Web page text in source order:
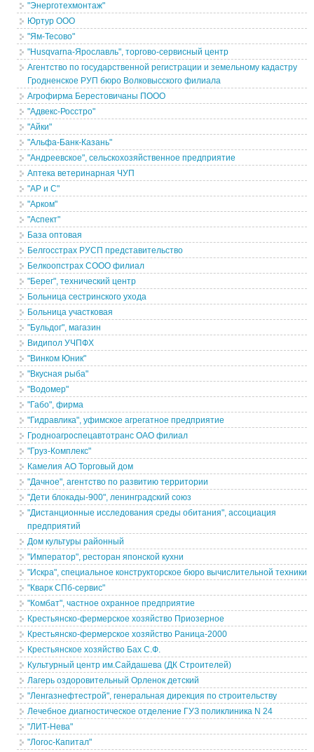
"Энерготехмонтаж"
Юртур ООО
"Ям-Тесово"
"Husqvarna-Ярославль", торгово-сервисный центр
Агентство по государственной регистрации и земельному кадастру
Гродненское РУП бюро Волковысского филиала
Агрофирма Берестовичаны ПООО
"Адвекс-Росстро"
"Айки"
"Альфа-Банк-Казань"
"Андреевское", сельскохозяйственное предприятие
Аптека ветеринарная ЧУП
"АР и С"
"Арком"
"Аспект"
База оптовая
Белгосстрах РУСП представительство
Белкоопстрах СООО филиал
"Берег", технический центр
Больница сестринского ухода
Больница участковая
"Бульдог", магазин
Видипол УЧПФХ
"Винком Юник"
"Вкусная рыба"
"Водомер"
"Габо", фирма
"Гидравлика", уфимское агрегатное предприятие
Гродноагроспецавтотранс ОАО филиал
"Груз-Комплекс"
Камелия АО Торговый дом
"Дачное", агентство по развитию территории
"Дети блокады-900", ленинградский союз
"Дистанционные исследования среды обитания", ассоциация
предприятий
Дом культуры районный
"Император", ресторан японской кухни
"Искра", специальное конструкторское бюро вычислительной техники
"Кварк СПб-сервис"
"Комбат", частное охранное предприятие
Крестьянско-фермерское хозяйство Приозерное
Крестьянско-фермерское хозяйство Раница-2000
Крестьянское хозяйство Бах С.Ф.
Культурный центр им.Сайдашева (ДК Строителей)
Лагерь оздоровительный Орленок детский
"Ленгазнефтестрой", генеральная дирекция по строительству
Лечебное диагностическое отделение ГУЗ поликлиника N 24
"ЛИТ-Нева"
"Логос-Капитал"